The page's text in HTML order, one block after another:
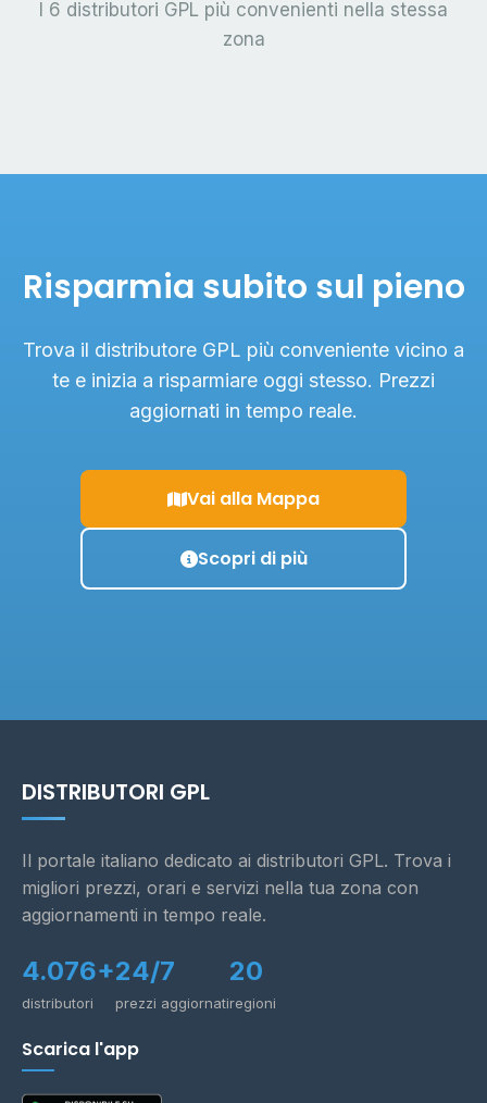
I 6 distributori GPL più convenienti nella stessa
zona
Risparmia subito sul pieno
Trova il distributore GPL più conveniente vicino a
te e inizia a risparmiare oggi stesso. Prezzi
aggiornati in tempo reale.
Vai alla Mappa
Scopri di più
DISTRIBUTORI GPL
Il portale italiano dedicato ai distributori GPL. Trova i
migliori prezzi, orari e servizi nella tua zona con
aggiornamenti in tempo reale.
4.076+
distributori
24/7
prezzi aggiornati
20
regioni
Scarica l'app